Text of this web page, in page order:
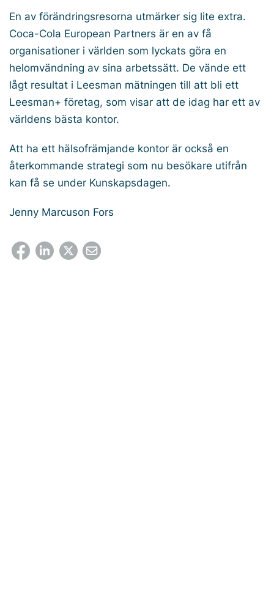
En av förändringsresorna utmärker sig lite extra.
Coca-Cola European Partners är en av få
organisationer i världen som lyckats göra en
helomvändning av sina arbetssätt. De vände ett
lågt resultat i Leesman mätningen till att bli ett
Leesman+ företag, som visar att de idag har ett av
världens bästa kontor.
Att ha ett hälsofrämjande kontor är också en
återkommande strategi som nu besökare utifrån
kan få se under Kunskapsdagen.
Jenny Marcuson Fors